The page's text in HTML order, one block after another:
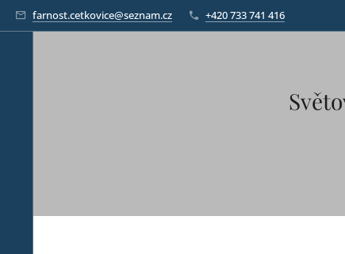
farnost.cetkovice@seznam.cz +420 733 741 416